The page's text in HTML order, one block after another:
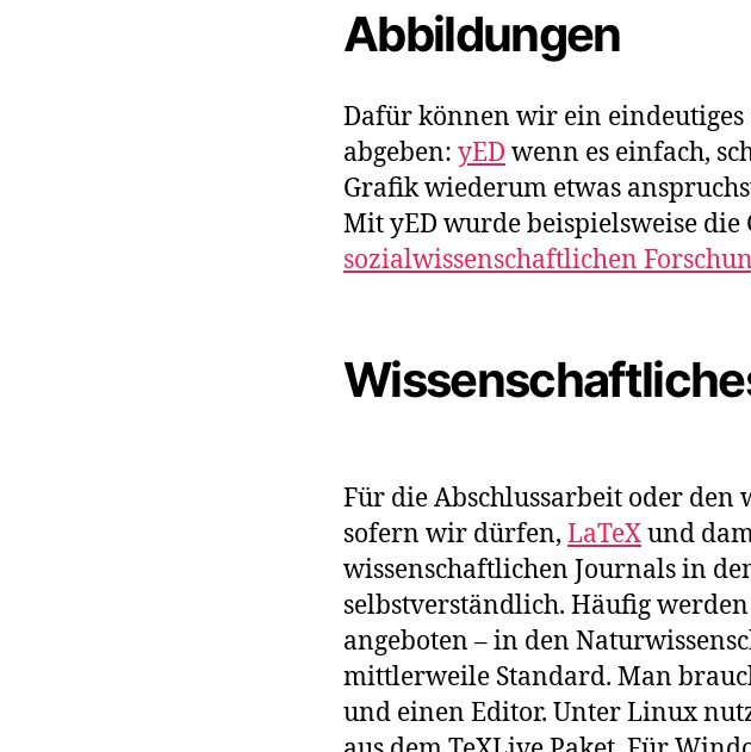
Abbildungen
Dafür können wir ein eindeutiges
abgeben: yED wenn es einfach,
Grafik wiederum etwas
Mit yED wurde beispielsweise
sozialwissenschaftlichen
Für die Abschlussarbeit oder
sofern wir dürfen, LaTeXund
wissenschaftlichen Journals in
selbstverständlich. Häufig
angeboten – in den
mittlerweile Standard. Man
und einen Editor. Unter Linux